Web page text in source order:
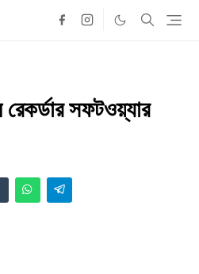
রেকর্ডার সফটওয়্যার